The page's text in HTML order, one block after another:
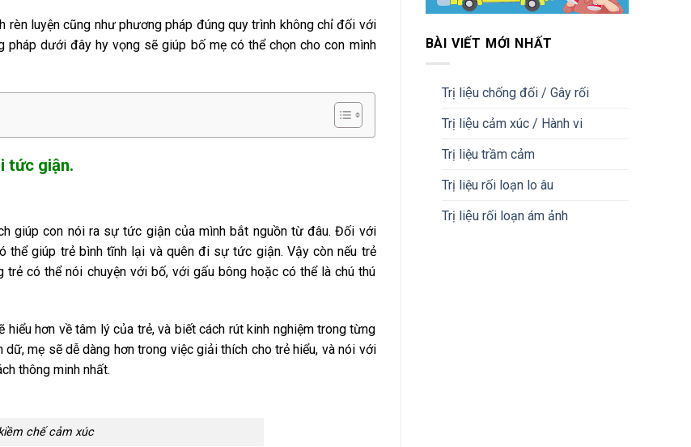
luyện cũng như phương pháp đúng quy trình không chỉ đối với
dưới đây hy vọng sẽ giúp bố mẹ có thể chọn cho con mình
tức giận.
giúp con nói ra sự tức giận của mình bắt nguồn từ đâu. Đối với
giúp trẻ bình tĩnh lại và quên đi sự tức giận. Vậy còn nếu trẻ
có thể nói chuyện với bố, với gấu bông hoặc có thể là chú thú
hơn về tâm lý của trẻ, và biết cách rút kinh nghiệm trong từng
mẹ sẽ dễ dàng hơn trong việc giải thích cho trẻ hiểu, và nói với
thông minh nhất.
chế cảm xúc
BÀI VIẾT MỚI NHẤT
Trị liệu chống đối / Gây rối
Trị liệu cảm xúc / Hành vi
Trị liệu trầm cảm
Trị liệu rối loạn lo âu
Trị liệu rối loạn ám ảnh